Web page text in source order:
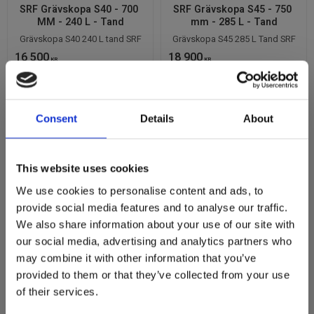
Consent Details About
This website uses cookies
We use cookies to personalise content and ads, to
provide social media features and to analyse our traffic.
We also share information about your use of our site with
our social media, advertising and analytics partners who
may combine it with other information that you’ve
provided to them or that they’ve collected from your use
of their services.
SRF Grävskopa S40 - 700
MM - 240 L - Tand
Grävskopa S40 240 L tand SRF
16 500KR
Lägg till i favoriter
1 st i lager
SRF Grävskopa S45 - 750
mm - 285 L - Tand
Grävskopa S45 285 L Tand SRF
18 900KR
SRF Grävskopa S45 - 700